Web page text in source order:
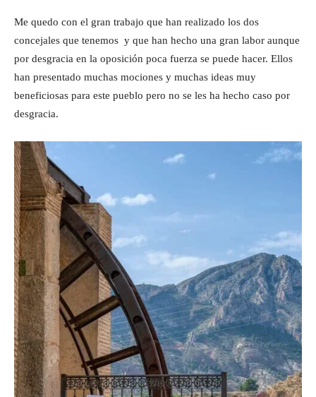
Me quedo con el gran trabajo que han realizado los dos
concejales que tenemos y que han hecho una gran labor aunque
por desgracia en la oposición poca fuerza se puede hacer. Ellos
han presentado muchas mociones y muchas ideas muy
beneficiosas para este pueblo pero no se les ha hecho caso por
desgracia.